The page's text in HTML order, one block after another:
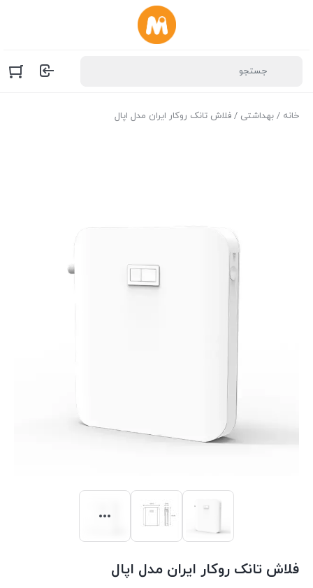
خانه / بهداشتی / فلاش تانک روکار ایران مدل اپال
فلاش تانک روکار ایران مدل اپال